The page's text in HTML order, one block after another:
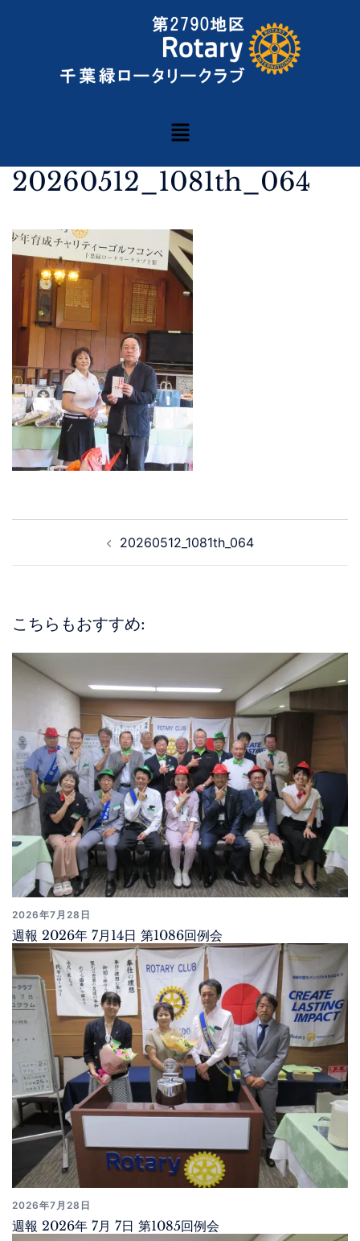
20260512_1081th_064
20260512_1081th_064
こちらもおすすめ:
2026年7月28日
週報 2026年 7月14日 第1086回例会
2026年7月28日
週報 2026年 7月 7日 第1085回例会